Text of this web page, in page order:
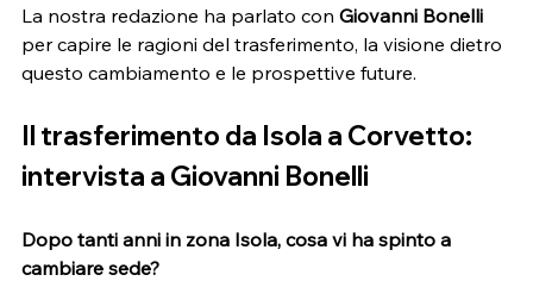
La nostra redazione ha parlato con Giovanni Bonelli
per capire le ragioni del trasferimento, la visione dietro
questo cambiamento e le prospettive future.
Il trasferimento da Isola a Corvetto:
intervista a Giovanni Bonelli
Dopo tanti anni in zona Isola, cosa vi ha spinto a
cambiare sede?